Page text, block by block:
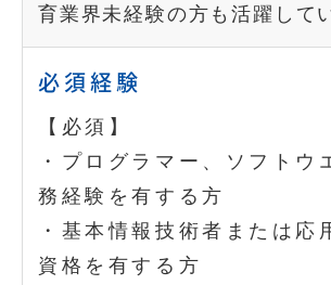
育業界未経験の方も活躍して
必須経験
【必須】
・プログラマー、ソフトウ
務経験を有する方
・基本情報技術者または応
資格を有する方